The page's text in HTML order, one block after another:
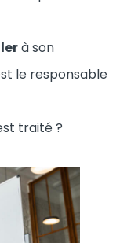
à son
le responsable
traité ?